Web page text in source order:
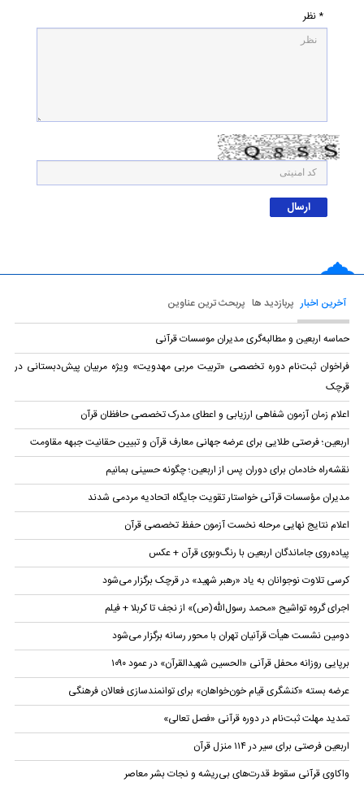
* نظر
آخرین اخبار پربازدید ها پربحث ترین عناوین
حماسه اربعین و مطالبه‌گری مدیران موسسات قرآنی
فراخوان ثبت‌نام دوره تخصصی «تربیت مربی مهدویت» ویژه مربیان پیش‌دبستانی در
قرچک
اعلام زمان آزمون شفاهی ارزیابی و اعطای مدرک تخصصی حافظان قرآن
اربعین؛ فرصتی طلایی برای عرضه جهانی معارف قرآن و تبیین حقانیت جبهه مقاومت
نقشه‌راه خادمان برای دوران پس از اربعین؛ چگونه حسینی بمانیم
مدیران مؤسسات قرآنی خواستار تقویت جایگاه اتحادیه‌ مردمی شدند
اعلام نتایج نهایی مرحله نخست آزمون حفظ تخصصی قرآن
پیاده‌روی جاماندگان اربعین با رنگ‌وبوی قرآن + عکس
کرسی تلاوت نوجوانان به یاد «رهبر شهید» در قرچک برگزار می‌شود
اجرای گروه تواشیح «محمد رسول‌الله(ص)» از نجف تا کربلا + فیلم
دومین نشست هیأت قرآنیان تهران با محور رسانه برگزار می‌شود
برپایی روزانه محفل قرآنی «الحسین شهیدالقرآن» در عمود ۱۰۹۰
عرضه بسته «کنشگری قیام خون‌خواهان» برای توانمندسازی فعالان فرهنگی
تمدید مهلت ثبت‌نام در دوره قرآنی «فصل تعالی»
اربعین فرصتی برای سیر در ۱۱۴ منزل قرآن
واکاوی قرآنی سقوط قدرت‌های بی‌ریشه و نجات بشر معاصر